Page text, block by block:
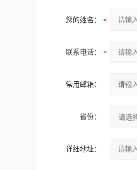
您的姓名：
联系电话：
常用邮箱：
省份：
详细地址：